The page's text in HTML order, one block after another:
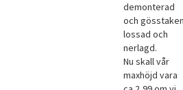
demonterad
och gösstaken
lossad och
nerlagd.
Nu skall vår
maxhöjd vara